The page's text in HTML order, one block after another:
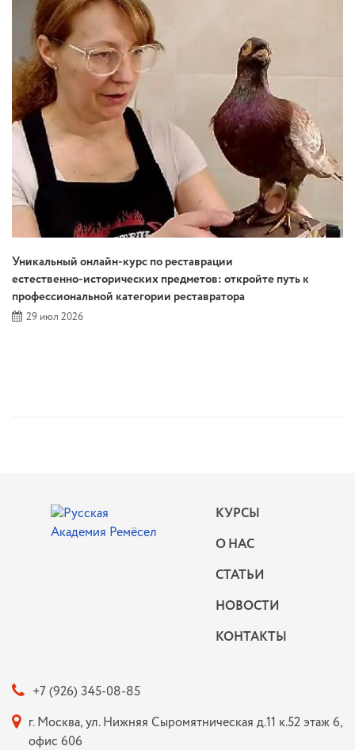
Уникальный онлайн‑курс по реставрации
естественно‑исторических предметов: откройте путь к
профессиональной категории реставратора
29 июл 2026
КУРСЫ
О НАС
СТАТЬИ
НОВОСТИ
КОНТАКТЫ
+7 (926) 345-08-85
г. Москва, ул. Нижняя Сыромятническая д.11 к.52 этаж 6,
офис 606